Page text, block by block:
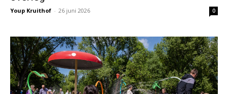
Youp Kruithof - 26 juni 2026 0